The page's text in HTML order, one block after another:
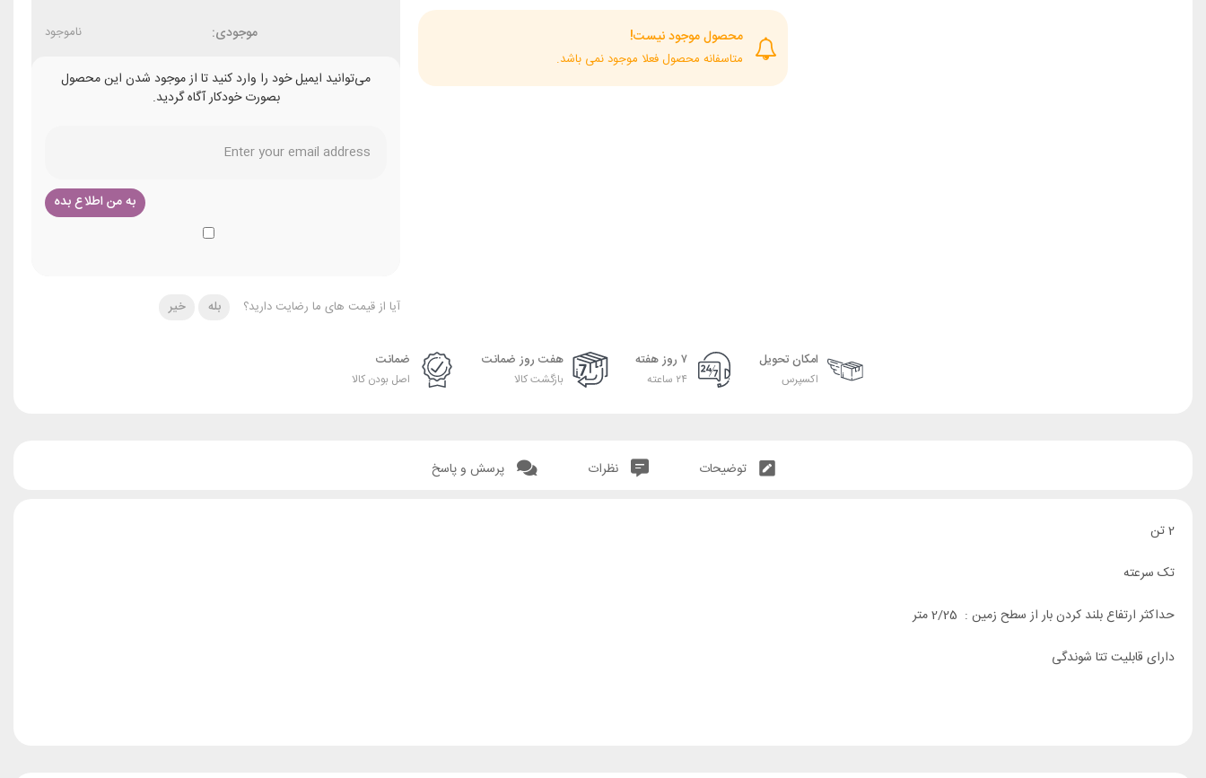
محصول موجود نیست!
متاسفانه محصول فعلا موجود نمی باشد.
موجودی: ناموجود
می‌توانید ایمیل خود را وارد کنید تا از موجود شدن این محصول
بصورت خودکار آگاه گردید.
آیا از قیمت های ما رضایت دارید؟ بله خیر
امکان تحویل
اکسپرس
۷ روز هفته
۲۴ ساعته
هفت روز ضمانت
بازگشت کالا
ضمانت
اصل بودن کالا
توضیحات نظرات پرسش و پاسخ
2 تن
تک سرعته
حداکثر ارتفاع بلند کردن بار از سطح زمین : 2/25 متر
دارای قابلیت تتا شوندگی